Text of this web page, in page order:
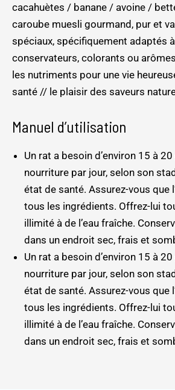
cacahuètes / banane / avoine /
caroube muesli gourmand, pur et
spéciaux, spécifiquement adaptés
conservateurs, colorants ou
les nutriments pour une vie
santé // le plaisir des saveurs
Manuel d’utilisation
Un rat a besoin d’environ 15 à
nourriture par jour, selon son
état de santé. Assurez-vous que
tous les ingrédients. Offrez-lui
illimité à de l’eau fraîche.
dans un endroit sec, frais et
Un rat a besoin d’environ 15 à
nourriture par jour, selon son
état de santé. Assurez-vous que
tous les ingrédients. Offrez-lui
illimité à de l’eau fraîche.
dans un endroit sec, frais et